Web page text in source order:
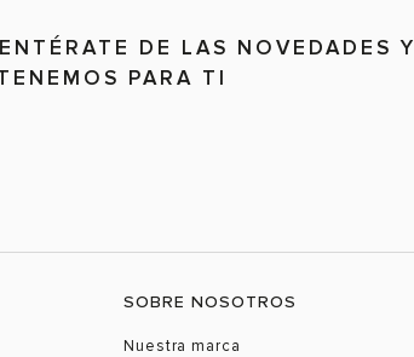
DE LAS NOVEDADES Y
PARA TI
SOBRE NOSOTROS
Nuestra marca